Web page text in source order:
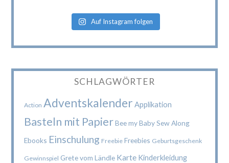
Auf Instagram folgen
SCHLAGWÖRTER
Action Adventskalender Applikation
Basteln mit Papier Bee my Baby Sew Along
Ebooks Einschulung Freebie Freebies Geburtsgeschenk
Gewinnspiel Grete vom Ländle Karte Kinderkleidung